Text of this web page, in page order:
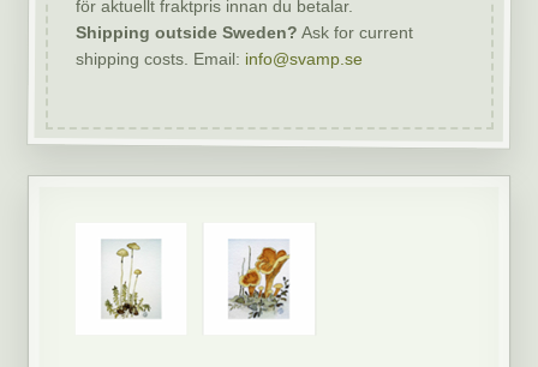
för aktuellt fraktpris innan du betalar.
Shipping outside Sweden? Ask for current
shipping costs. Email: info@svamp.se